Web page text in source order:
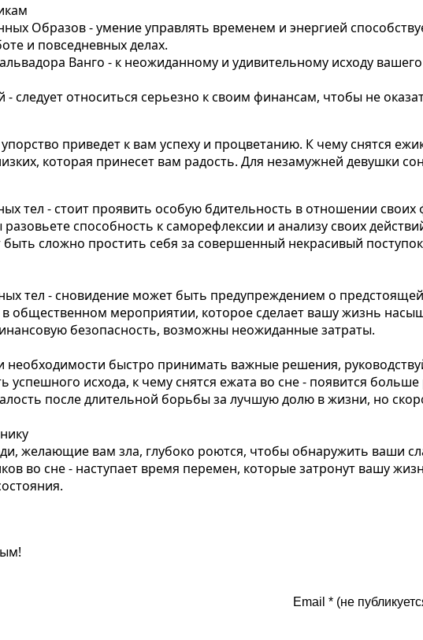
Образов - умение управлять временем и энергией
и повседневных делах.
Ванго - к неожиданному и удивительному исходу
относиться серьезно к своим финансам, чтобы не
приведет к вам успеху и процветанию. К чему снятся
которая принесет вам радость. Для незамужней девушки
тел - стоит проявить особую бдительность в отношении
способность к саморефлексии и анализу своих
сложно простить себя за совершенный некрасивый
тел - сновидение может быть предупреждением о
в общественном мероприятии, которое сделает вашу жизнь
безопасность, возможны неожиданные затраты.
необходимости быстро принимать важные решения,
исхода, к чему снятся ежата во сне - появится
после длительной борьбы за лучшую долю в жизни, но
желающие вам зла, глубоко роются, чтобы обнаружить ваши
во сне - наступает время перемен, которые затронут вашу